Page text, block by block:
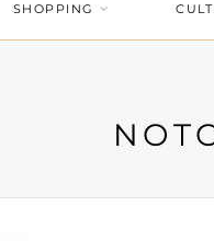
SHOPPING